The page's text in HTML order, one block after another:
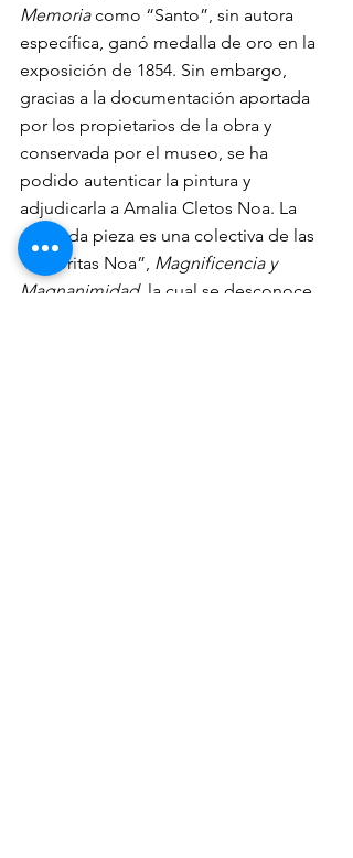
Memoria como “Santo”, sin autora
específica, ganó medalla de oro en la
exposición de 1854. Sin embargo,
gracias a la documentación aportada
por los propietarios de la obra y
conservada por el museo, se ha
podido autenticar la pintura y
adjudicarla a Amalia Cletos Noa. La
segunda pieza es una colectiva de las
“señoritas Noa”, Magnificencia y
Magnanimidad, la cual se desconoce